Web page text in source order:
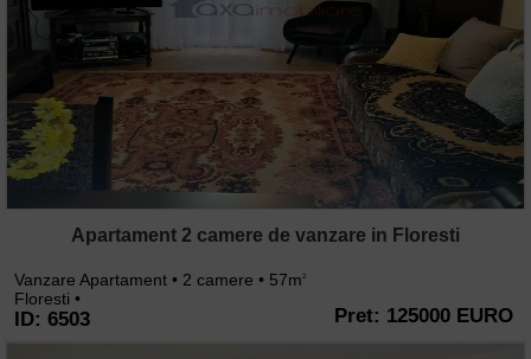
Apartament 2 camere de vanzare in Floresti
Vanzare Apartament • 2 camere • 57m2
Floresti •
ID: 6503 Pret: 125000 EURO